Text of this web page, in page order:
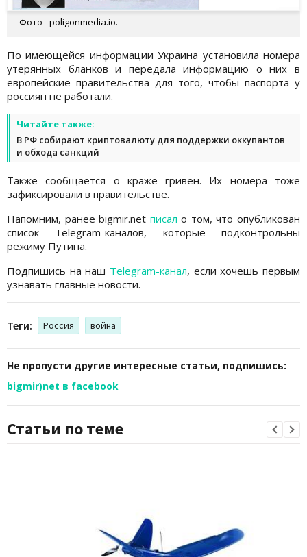
Фото - poligonmedia.io.
По имеющейся информации Украина установила номера
утерянных бланков и передала информацию о них в
европейские правительства для того, чтобы паспорта у
россиян не работали.
Читайте также:
В РФ собирают криптовалюту для поддержки оккупантов
и обхода санкций
Также сообщается о краже гривен. Их номера тоже
зафиксировали в правительстве.
Напомним, ранее bigmir.net писал о том, что опубликован
список Telegram-каналов, которые подконтрольны
режиму Путина.
Подпишись на наш Telegram-канал, если хочешь первым
узнавать главные новости.
Теги: Россия война
Не пропусти другие интересные статьи, подпишись:
bigmir)net в facebook
Статьи по теме